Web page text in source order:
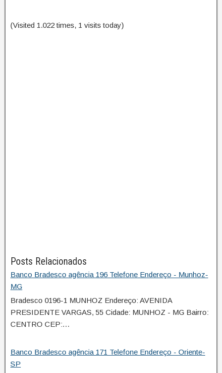
(Visited 1.022 times, 1 visits today)
Posts Relacionados
Banco Bradesco agência 196 Telefone Endereço - Munhoz-
MG
Bradesco 0196-1 MUNHOZ Endereço: AVENIDA
PRESIDENTE VARGAS, 55 Cidade: MUNHOZ - MG Bairro:
CENTRO CEP:…
Banco Bradesco agência 171 Telefone Endereço - Oriente-
SP